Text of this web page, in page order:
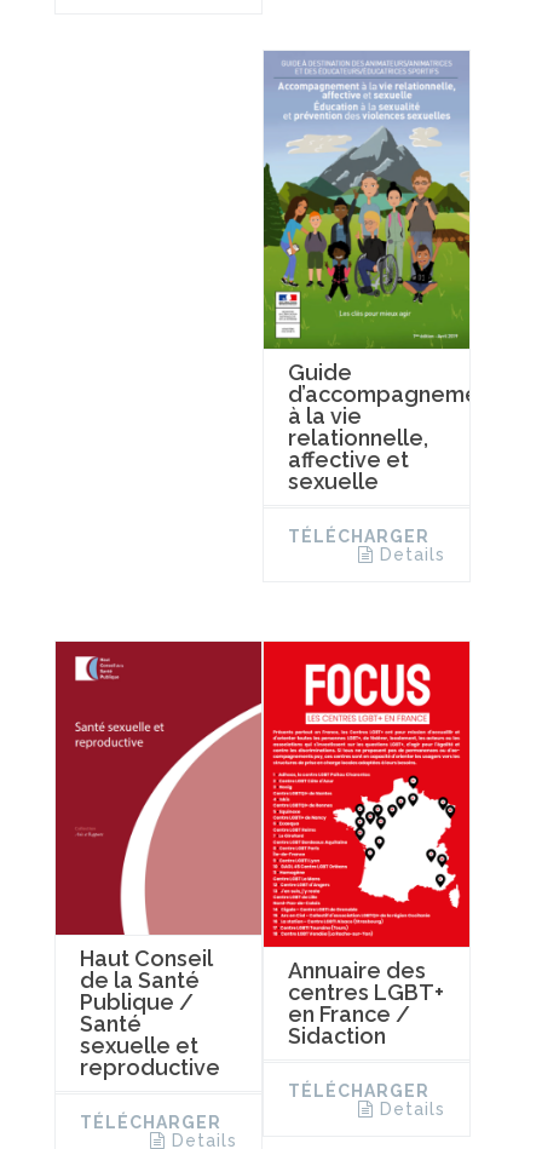
Guide
d’accompagnement
à la vie
relationnelle,
affective et
sexuelle
TÉLÉCHARGER
Details
Haut Conseil
de la Santé
Publique /
Santé
sexuelle et
reproductive
TÉLÉCHARGER
Details
Annuaire des
centres LGBT+
en France /
Sidaction
TÉLÉCHARGER
Details